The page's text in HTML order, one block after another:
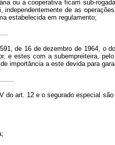
ou a cooperativa ficam sub-
de as
estabelecida em
de 16 de dezembro de 1964, o
e estes com a subempreiteira,
importância a este devida para
art. 12 e o segurado especial